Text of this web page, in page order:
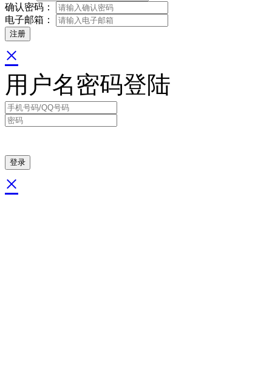
确认密码：
电子邮箱：
×
用户名密码登陆
×